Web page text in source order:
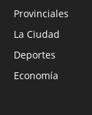
Provinciales
La Ciudad
Deportes
Economía